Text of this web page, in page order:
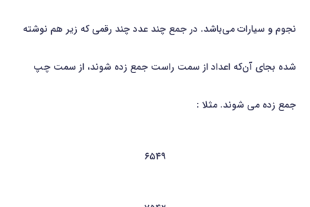
نجوم و سيارات مي‌باشد. در جمع چند عدد چند رقمي که زير هم نوشته
شده بجاي آن‌که اعداد از سمت راست جمع زده شوند، از سمت چپ
جمع زده مي شوند. مثلا :
۶۵۴۹